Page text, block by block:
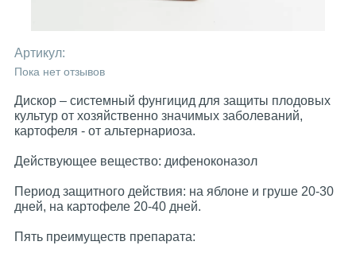
Артикул:
Пока нет отзывов
Дискор – cистемный фунгицид для защиты плодовых
культур от хозяйственно значимых заболеваний,
картофеля - от альтернариоза.
Действующее вещество: дифеноконазол
Период защитного действия: на яблоне и груше 20-30
дней, на картофеле 20-40 дней.
Пять преимуществ препарата: